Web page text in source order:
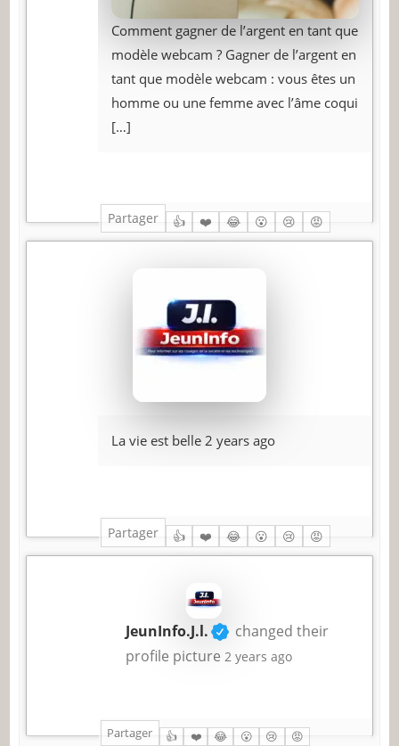
Comment gagner de l’argent en tant que
modèle webcam ? Gagner de l’argent en
tant que modèle webcam : vous êtes un
homme ou une femme avec l’âme coqui
[…]
Partager 👍 ❤️ 😂 😮 😢 😡
La vie est belle2 years ago
Partager 👍 ❤️ 😂 😮 😢 😡
JeunInfo.J.l.
changed their
profile picture 2 years ago
Partager 👍 ❤️ 😂 😮 😢 😡